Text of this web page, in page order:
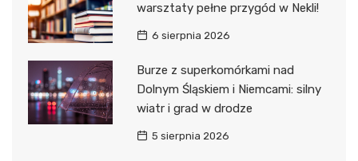
warsztaty pełne przygód w Nekli!
6 sierpnia 2026
Burze z superkomórkami nad
Dolnym Śląskiem i Niemcami: silny
wiatr i grad w drodze
5 sierpnia 2026